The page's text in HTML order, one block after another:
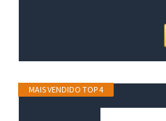
MAIS VENDIDO TOP 4